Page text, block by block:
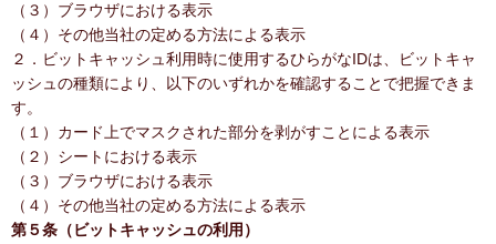
（３）ブラウザにおける表示
（４）その他当社の定める方法による表示
２．ビットキャッシュ利用時に使用するひらがなIDは、ビットキャ
ッシュの種類により、以下のいずれかを確認することで把握できま
す。
（１）カード上でマスクされた部分を剥がすことによる表示
（２）シートにおける表示
（３）ブラウザにおける表示
（４）その他当社の定める方法による表示
第５条（ビットキャッシュの利用）